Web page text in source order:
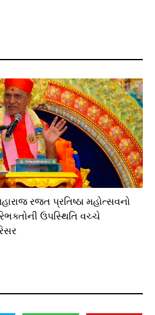
રજત પ્રતિષ્ઠા મહોત્સવનો
ઉપસ્થિતિ વચ્ચે